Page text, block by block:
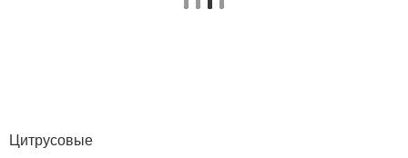
Цитрусовые